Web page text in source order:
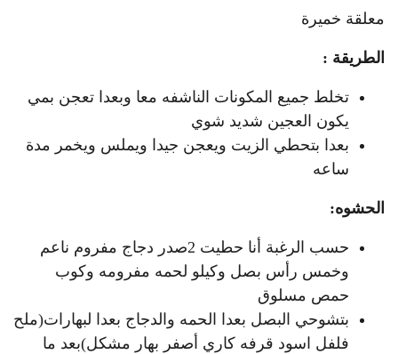
معلقة خميرة
الطريقة :
تخلط جميع المكونات الناشفه معا وبعدا تعجن بمي
يكون العجين شديد شوي
بعدا بتحطي الزيت ويعجن جيدا ويملس ويخمر مدة
ساعه
الحشوه:
حسب الرغبة أنا حطيت 2صدر دجاج مفروم ناعم
وخمس رأس بصل وكيلو لحمه مفرومه وكوب
حمص مسلوق
بتشوحي البصل بعدا الحمه والدجاج بعدا لبهارات(ملح
فلفل اسود قرفه كاري أصفر بهار مشكل)بعد ما